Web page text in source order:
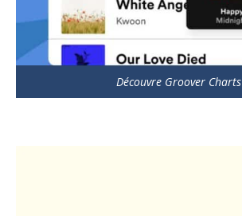
Découvre Groover Charts